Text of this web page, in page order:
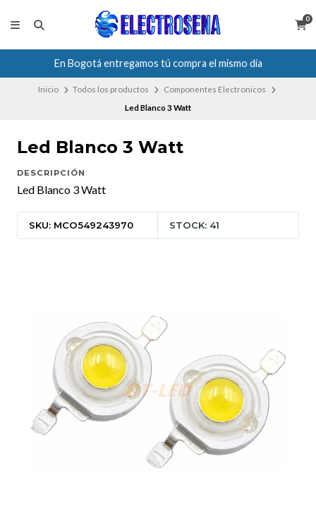
0
En Bogotá entregamos tú compra el mismo día
Inicio Todos los productos
Componentes Electronicos
Led Blanco 3 Watt
Led Blanco 3 Watt
DESCRIPCIÓN
Led Blanco 3 Watt
SKU: MCO549243970 STOCK: 41